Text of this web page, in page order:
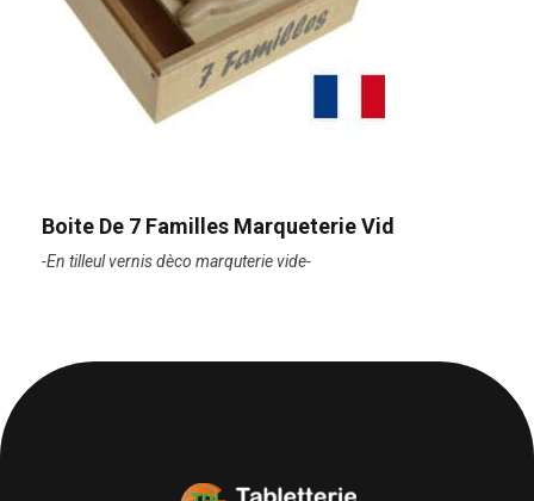
Boite De 7 Familles Marqueterie Vid
-En tilleul vernis dèco marquterie vide-